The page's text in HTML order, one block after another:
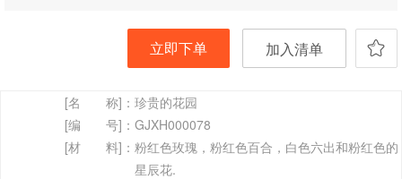
立即下单 加入清单
[名 称]： 珍贵的花园
[编 号]： GJXH000078
[材 料]： 粉红色玫瑰，粉红色百合，白色六出和粉红色的
星辰花.